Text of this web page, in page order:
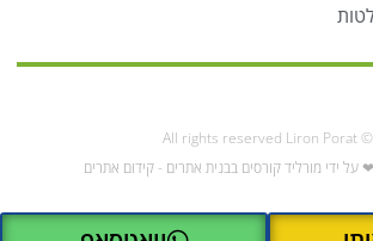
© All rights reserved Liron Porat
ידי מורליד קורסים בבנית אתרים - קידום אתרים